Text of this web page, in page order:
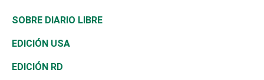
José Boquete
Reportajes
Asia
África
Ocenanía
Consumo
Vivienda
Telecom.
Belleza
Buena Vida
Sociales
Golf
Ciclismo
Tenis
De buena tinta
En Directo
El Espía
Clima
Tecnología
Historia
Mundo
Economía
Revista
SOBRE DIARIO LIBRE
EDICIÓN USA
EDICIÓN RD